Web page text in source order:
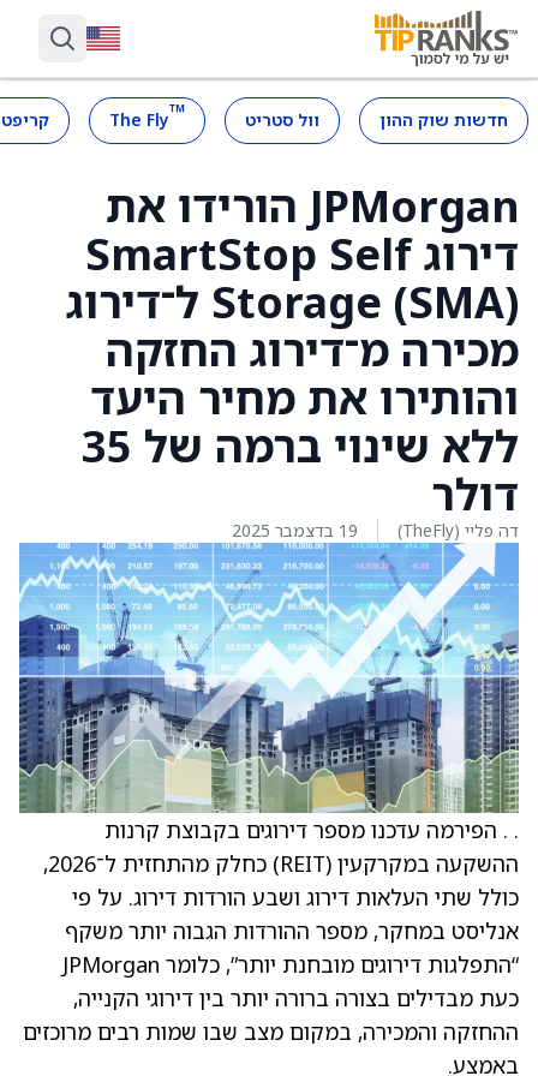
חדשות שוק ההון וול סטריט ™
The Fly
JPMorgan הורידו את
דירוג SmartStop Self
Storage (SMA) ל־דירוג
מכירה מ־דירוג החזקה
והותירו את מחיר היעד
ללא שינוי ברמה של 35
דולר
דה פליי (TheFly) 19 בדצמבר 2025
. . הפירמה עדכנו מספר דירוגים בקבוצת קרנות
ההשקעה במקרקעין (REIT) כחלק מהתחזית ל־2026,
כולל שתי העלאות דירוג ושבע הורדות דירוג. על פי
אנליסט במחקר, מספר ההורדות הגבוה יותר משקף
“התפלגות דירוגים מובחנת יותר”, כלומר JPMorgan
כעת מבדילים בצורה ברורה יותר בין דירוגי הקנייה,
ההחזקה והמכירה, במקום מצב שבו שמות רבים מרוכזים
באמצע.